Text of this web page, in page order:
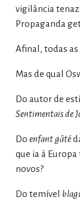
vigilância
Propaganda
Afinal, todas as
Mas de qual
Do autor de
Sentimentais de
Do enfant gâté
que ia à
novos?
Do temível